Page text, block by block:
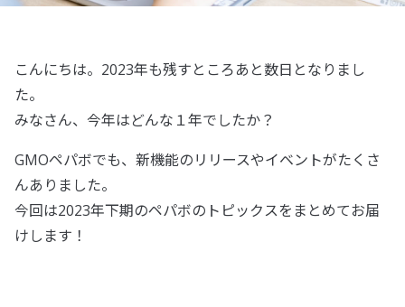
こんにちは。2023年も残すところあと数日となりまし
た。
みなさん、今年はどんな１年でしたか？
GMOペパボでも、新機能のリリースやイベントがたくさ
んありました。
今回は2023年下期のペパボのトピックスをまとめてお届
けします！